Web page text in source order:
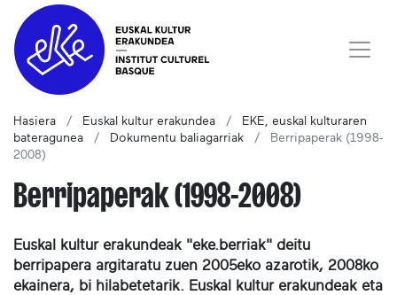
Hasiera Euskal kultur erakundea
EKE, euskal kulturaren
bateragunea
Dokumentu baliagarriak
Berripaperak (1998-
2008)
Berripaperak (1998-2008)
Euskal kultur erakundeak "eke.berriak" deitu
berripapera argitaratu zuen 2005eko azarotik, 2008ko
ekainera, bi hilabetetarik. Euskal kultur erakundeak eta